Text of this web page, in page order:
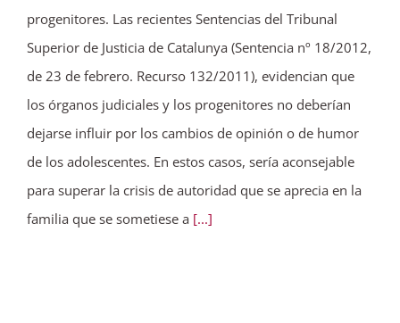
progenitores. Las recientes Sentencias del Tribunal
Superior de Justicia de Catalunya (Sentencia nº 18/2012,
de 23 de febrero. Recurso 132/2011), evidencian que
los órganos judiciales y los progenitores no deberían
dejarse influir por los cambios de opinión o de humor
de los adolescentes. En estos casos, sería aconsejable
para superar la crisis de autoridad que se aprecia en la
familia que se sometiese a [...]